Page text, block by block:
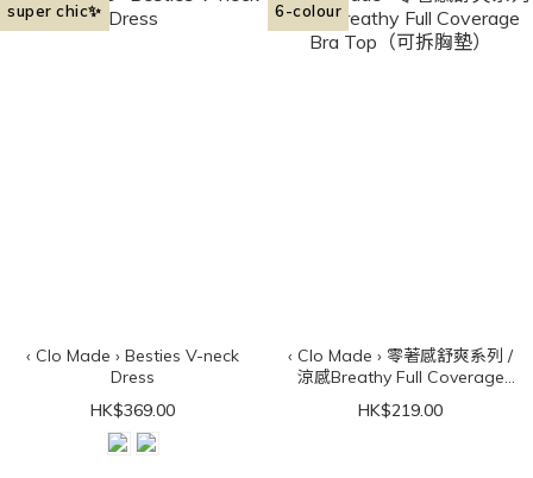
super chic✨
‹ Clo Made › Besties V-neck
Dress
HK$369.00
6-colour
‹ Clo Made › 零著感舒爽系列 /
涼感Breathy Full Coverage
Bra Top（可拆胸墊）
HK$219.00